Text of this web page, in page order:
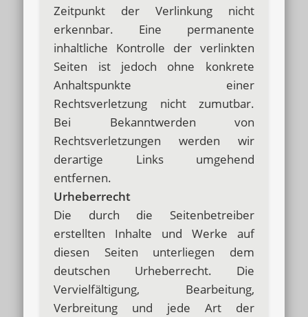
Zeitpunkt der Verlinkung nicht
erkennbar. Eine permanente
inhaltliche Kontrolle der verlinkten
Seiten ist jedoch ohne konkrete
Anhaltspunkte einer
Rechtsverletzung nicht zumutbar.
Bei Bekanntwerden von
Rechtsverletzungen werden wir
derartige Links umgehend
entfernen.
Urheberrecht
Die durch die Seitenbetreiber
erstellten Inhalte und Werke auf
diesen Seiten unterliegen dem
deutschen Urheberrecht. Die
Vervielfältigung, Bearbeitung,
Verbreitung und jede Art der